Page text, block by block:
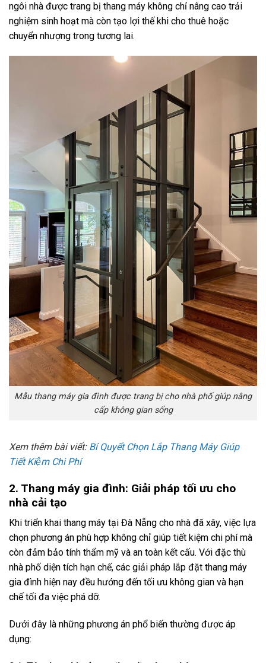
ngôi nhà được trang bị thang máy không chỉ nâng cao trải
nghiệm sinh hoạt mà còn tạo lợi thế khi cho thuê hoặc
chuyển nhượng trong tương lai.
Mẫu thang máy gia đình được trang bị cho nhà phố giúp nâng
cấp không gian sống
Xem thêm bài viết: Bí Quyết Chọn Lắp Thang Máy Giúp
Tiết Kiệm Chi Phí
2. Thang máy gia đình: Giải pháp tối ưu cho
nhà cải tạo
Khi triển khai thang máy tại Đà Nẵng cho nhà đã xây, việc lựa
chọn phương án phù hợp không chỉ giúp tiết kiệm chi phí mà
còn đảm bảo tính thẩm mỹ và an toàn kết cấu. Với đặc thù
nhà phố diện tích hạn chế, các giải pháp lắp đặt thang máy
gia đình hiện nay đều hướng đến tối ưu không gian và hạn
chế tối đa việc phá dỡ.
Dưới đây là những phương án phổ biến thường được áp
dụng: